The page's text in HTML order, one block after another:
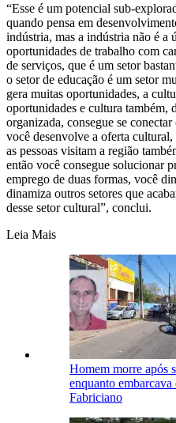
“Esse é um potencial sub-
quando pensa em
indústria, mas a indústria não é a
oportunidades de trabalho com
de serviços, que é um setor
o setor de educação é um setor
gera muitas oportunidades, a
oportunidades e cultura também,
organizada, consegue se
você desenvolve a oferta
as pessoas visitam a região
então você consegue solucionar
emprego de duas formas, você
dinamiza outros setores que
desse setor cultural”, conclui.
Leia Mais
Homem morre após
enquanto
Fabriciano